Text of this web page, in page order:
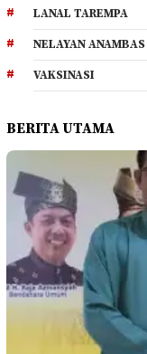
LANAL TAREMPA
NELAYAN ANAMBAS
VAKSINASI
BERITA UTAMA